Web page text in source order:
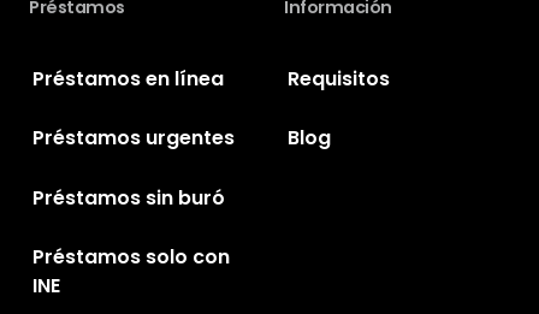
Préstamos
Préstamos en línea
Préstamos urgentes
Préstamos sin buró
Préstamos solo con
INE
Información
Requisitos
Blog